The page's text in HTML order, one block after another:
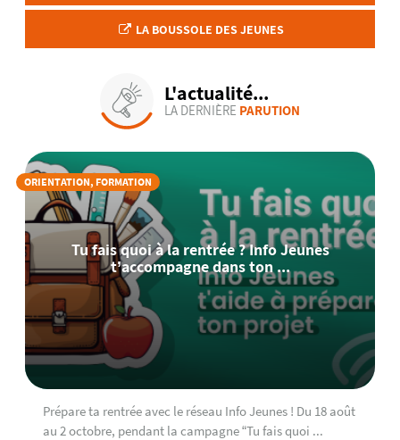
LA BOUSSOLE DES JEUNES
L'actualité...
LA DERNIÈRE PARUTION
ORIENTATION, FORMATION
Tu fais quoi à la rentrée ? Info Jeunes
t’accompagne dans ton ...
Prépare ta rentrée avec le réseau Info Jeunes ! Du 18 août
au 2 octobre, pendant la campagne “Tu fais quoi ...